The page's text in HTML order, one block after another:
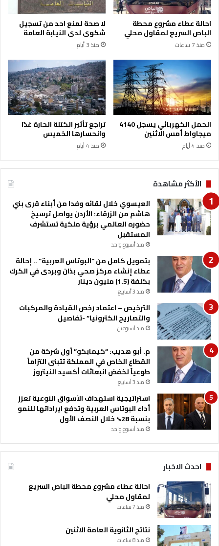
ت
د
ر
ي
س
ي
و
ت
ع
ز
ي
ز
ا
ل
ت
ح
و
ل
ا
ل
ر
ق
ي
ي
ا
ر
2
1
ب
ل
س
و
ق
ا
ل
م
ح
ل
ي
ة
احالة عطاء مشروع محطة
الباص السريع لمقاول محلي
منذ 7 ساعات
لا صحة لمنع احد من تسجيل
شكوى لدى النيابة العامة
منذ 3 أيام
الحمل الكهربائي يسجل 4140
ميجاواط أمس الاثنين
منذ 4 أيام
تراجع تأثير الكتلة الحارة غدًا
وانحسارها الخميس
منذ 4 أيام
الأكثر مشاهدة
العيسوي خلال لقائه وفدا من أبناء قرى بني
هاشم من الزرقاء: الأردن يواصل ترسيخ
حضوره العالمي برؤية ملكية تستشرف
المستقبل
منذ أسبوع واحد
بتمويل كامل من “البوتاس العربية” .. إحالة
عطاء إنشاء مركز صحي بذان وبردى في الكرك
بكلفة (1.5) مليون دينار
منذ 3 أسابيع
الترخيص – اعتماد رخص القيادة والمركبات
والتصاريح الكترونيا” -تفاصيل
منذ أسبوعين
م. أبو هديب: “كيمابكو” أول شركة من
القطاع الخاص في المملكة تتبنى التزاماً
طوعياً لخفض انبعاثات أكسيد النيتروز
منذ 3 أسابيع
استراتيجية استهداف الأسواق النوعية تعزز
أداء البوتاس العربية وتدفع ايراداتها للنمو
بنسبة 28% خلال النصف الأول
منذ أسبوع واحد
احدث الاخبار
احالة عطاء مشروع محطة الباص السريع
لمقاول محلي
منذ 7 ساعات
نتائج الثانوية العامة الاثنين
منذ 8 ساعات